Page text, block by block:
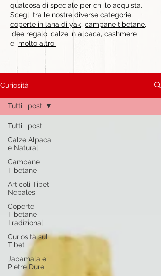
qualcosa di speciale per chi lo acquista.
Scegli tra le nostre diverse categorie,
coperte in lana di yak, campane tibetane,
idee regalo, calze in alpaca, cashmere
e molto altro
Curiosità
Tutti i post
Calze Alpaca
e Naturali
Campane
Tibetane
Articoli Tibet
Nepalesi
Coperte
Tibetane
Tradizionali
Curiosità sul
Tibet
Japamala e
Pietre Dure
Tutti i post